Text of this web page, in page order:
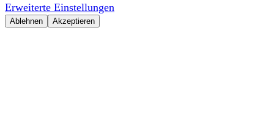
Erweiterte Einstellungen
Ablehnen Akzeptieren